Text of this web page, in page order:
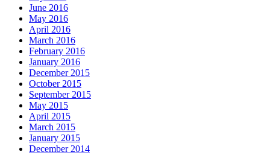
June 2016
May 2016
April 2016
March 2016
February 2016
January 2016
December 2015
October 2015
September 2015
May 2015
April 2015
March 2015
January 2015
December 2014